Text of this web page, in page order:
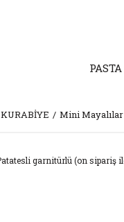
PASTA
KURABİYE Mini Mayalılar